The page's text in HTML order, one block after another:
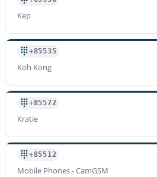
Kep
+85535
Koh Kong
+85572
Kratie
+85512
Mobile Phones - CamGSM